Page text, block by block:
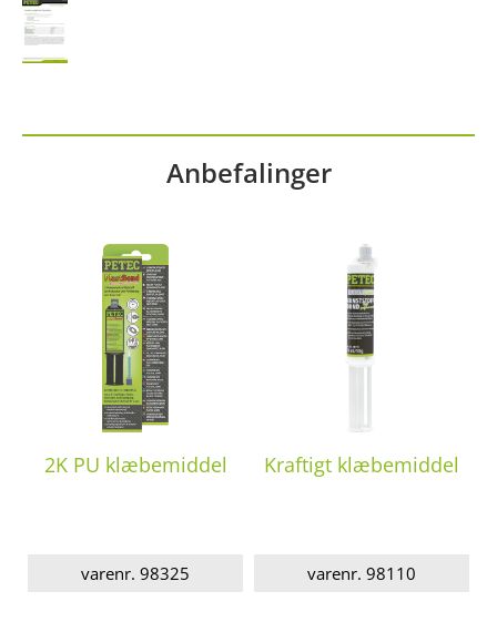
Anbefalinger
2K PU klæbemiddel
varenr. 98325
Kraftigt klæbemiddel
varenr. 98110